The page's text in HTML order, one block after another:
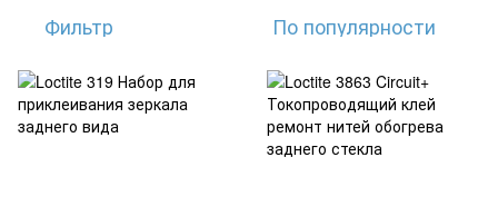
Фильтр По популярности